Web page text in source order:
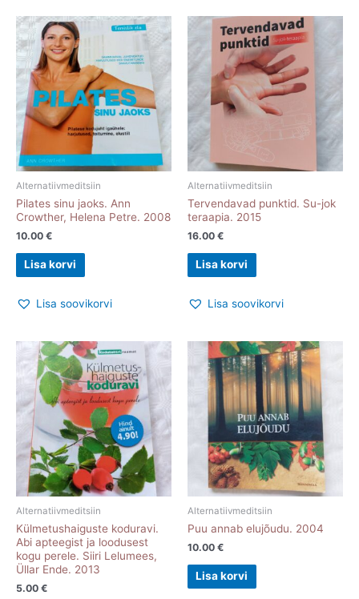
Alternatiivmeditsiin
Pilates sinu jaoks. Ann
Crowther, Helena Petre. 2008
10.00 €
Lisa korvi
Lisa soovikorvi
Alternatiivmeditsiin
Tervendavad punktid. Su-jok
teraapia. 2015
16.00 €
Lisa korvi
Lisa soovikorvi
Alternatiivmeditsiin
Külmetushaiguste koduravi.
Abi apteegist ja loodusest
kogu perele. Siiri Lelumees,
Üllar Ende. 2013
5.00 €
Alternatiivmeditsiin
Puu annab elujõudu. 2004
10.00 €
Lisa korvi